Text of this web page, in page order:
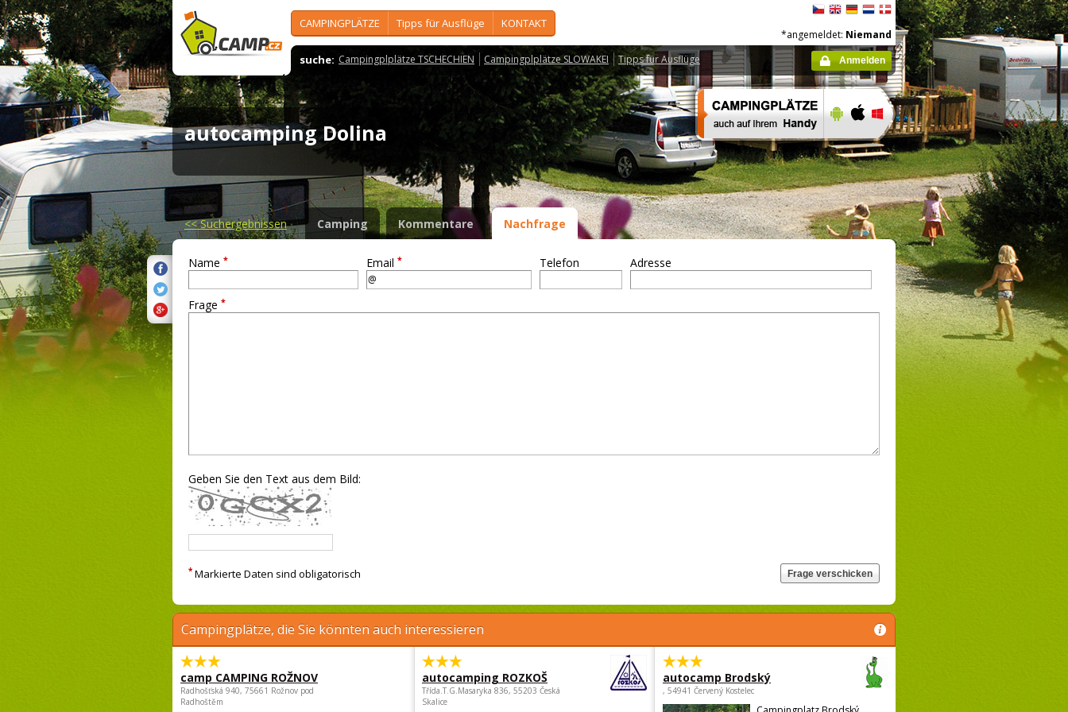
CAMPINGPLÄTZE Tipps für Ausflüge KONTAKT
suche: Campingplplätze TSCHECHIEN Campingplplätze SLOWAKEI Tipps für Ausflüge
*angemeldet: Niemand
Anmelden
autocamping Dolina
<<Suchergebnissen Camping Kommentare Nachfrage
Name * Email * Telefon Adresse
Frage *
Geben Sie den Text aus dem Bild:
* Markierte Daten sind obligatorisch
Campingplätze, die Sie könnten auch interessieren
camp CAMPING ROŽNOV
Radhošťská 940, 75661 Rožnov pod
Radhoštěm
autocamping ROZKOŠ
Třída.T.G.Masaryka 836, 55203 Česká
Skalice
autocamp Brodský
, 54941 Červený Kostelec